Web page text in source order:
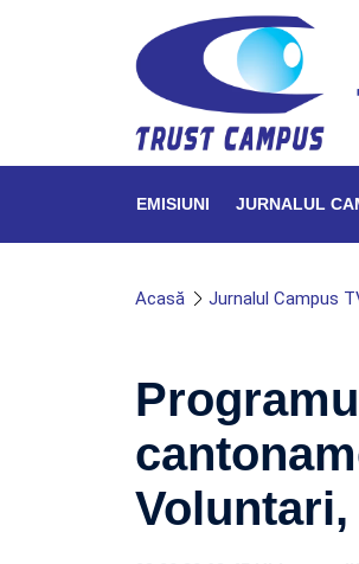
EMISIUNI JURNALUL
Acasă Jurnalul Campus